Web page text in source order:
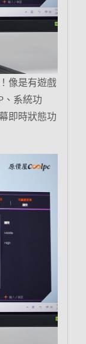
像是有遊戲
、系統功
即時狀態功